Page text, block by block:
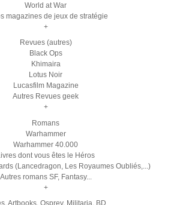
World at War
magazines de jeux de stratégie
+
Revues (autres)
Black Ops
Khimaira
Lotus Noir
Lucasfilm Magazine
Autres Revues geek
+
Romans
Warhammer
Warhammer 40.000
dont vous êtes le Héros
(Lancedragon, Les Royaumes Oubliés,...)
Autres romans SF, Fantasy...
+
Artbooks, Osprey, Militaria, BD